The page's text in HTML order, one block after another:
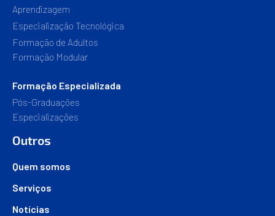
Aprendizagem
Especialização Tecnológica
Formação de Adultos
Formação Modular
Formação Especializada
Pós-Graduações
Especializações
Outros
Quem somos
Serviços
Notícias